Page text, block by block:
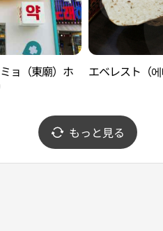
ョ（東廟）ホ
エベレスト（에
もっと見る